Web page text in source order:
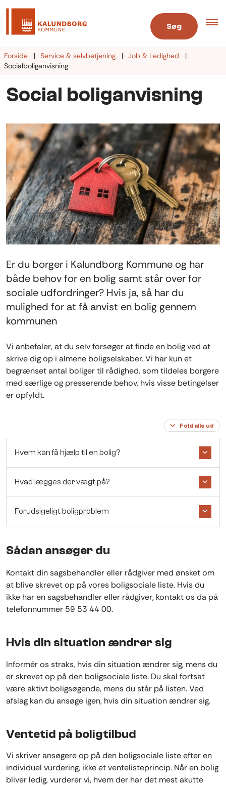
Søg
Forside Service & selvbetjening
Job & Ledighed
Socialboliganvisning
Social boliganvisning
Er du borger i Kalundborg Kommune og har
både behov for en bolig samt står over for
sociale udfordringer? Hvis ja, så har du
mulighed for at få anvist en bolig gennem
kommunen
Vi anbefaler, at du selv forsøger at finde en bolig ved at
skrive dig op i almene boligselskaber. Vi har kun et
begrænset antal boliger til rådighed, som tildeles borgere
med særlige og presserende behov, hvis visse betingelser
er opfyldt.
Fold alle ud
Hvem kan få hjælp til en bolig?
Hvad lægges der vægt på?
Forudsigeligt boligproblem
Sådan ansøger du
Kontakt din sagsbehandler eller rådgiver med ønsket om
at blive skrevet op på vores boligsociale liste. Hvis du
ikke har en sagsbehandler eller rådgiver, kontakt os da på
telefonnummer 59 53 44 00.
Hvis din situation ændrer sig
Informér os straks, hvis din situation ændrer sig, mens du
er skrevet op på den boligsociale liste. Du skal fortsat
være aktivt boligsøgende, mens du står på listen. Ved
afslag kan du ansøge igen, hvis din situation ændrer sig.
Ventetid på boligtilbud
Vi skriver ansøgere op på den boligsociale liste efter en
individuel vurdering, ikke et ventelisteprincip. Når en bolig
bliver ledig, vurderer vi, hvem der har det mest akutte